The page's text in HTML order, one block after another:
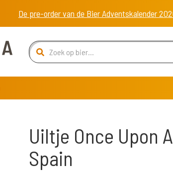
De pre-order van de Bier Adventskalender
Uiltje Once Upon
Spain